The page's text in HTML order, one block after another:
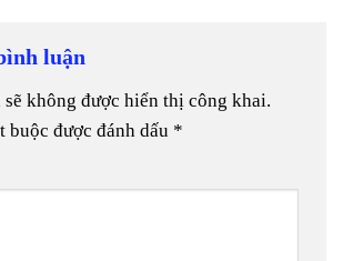
luận
sẽ không được hiển thị công khai.
buộc được đánh dấu *